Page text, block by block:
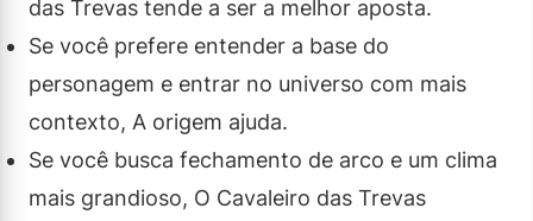
das Trevas tende a ser a melhor aposta.
Se você prefere entender a base do
personagem e entrar no universo com mais
contexto, A origem ajuda.
Se você busca fechamento de arco e um clima
mais grandioso, O Cavaleiro das Trevas